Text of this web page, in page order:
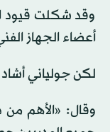
وقد شكلت قيود
أعضاء الجهاز
لكن جولياني
وقال: «الأهم من